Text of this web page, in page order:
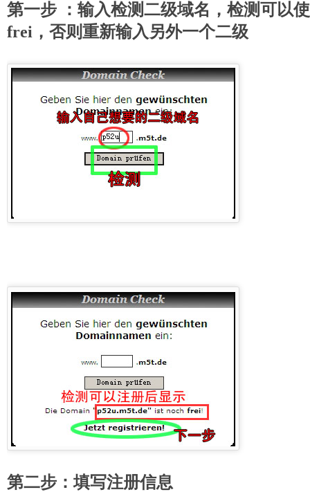
第一步 ：输入检测二级域名，检测可以
frei，否则重新输入另外一个二级
第二步：填写注册信息